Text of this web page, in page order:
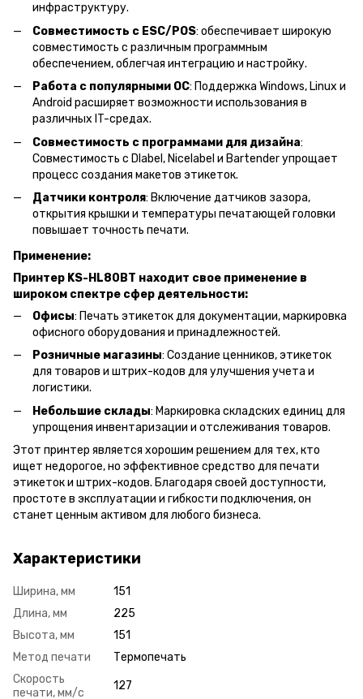
инфраструктуру.
Совместимость с ESC/POS: обеспечивает широкую
совместимость с различным программным
обеспечением, облегчая интеграцию и настройку.
Работа с популярными ОС: Поддержка Windows, Linux и
Android расширяет возможности использования в
различных IT-средах.
Совместимость с программами для дизайна:
Совместимость с Dlabel, Nicelabel и Bartender упрощает
процесс создания макетов этикеток.
Датчики контроля: Включение датчиков зазора,
открытия крышки и температуры печатающей головки
повышает точность печати.
Применение:
Принтер KS-HL80BT находит свое применение в
широком спектре сфер деятельности:
Офисы: Печать этикеток для документации, маркировка
офисного оборудования и принадлежностей.
Розничные магазины: Создание ценников, этикеток
для товаров и штрих-кодов для улучшения учета и
логистики.
Небольшие склады: Маркировка складских единиц для
упрощения инвентаризации и отслеживания товаров.
Этот принтер является хорошим решением для тех, кто
ищет недорогое, но эффективное средство для печати
этикеток и штрих-кодов. Благодаря своей доступности,
простоте в эксплуатации и гибкости подключения, он
станет ценным активом для любого бизнеса.
Характеристики
Ширина, мм
151
Длина, мм
225
Высота, мм
151
Метод печати
Термопечать
Скорость
печати, мм/с
127